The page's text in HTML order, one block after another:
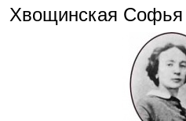
Хвощинская Софья